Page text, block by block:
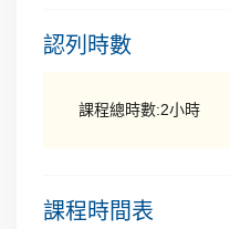
認列時數
課程總時數:2小時
課程時間表